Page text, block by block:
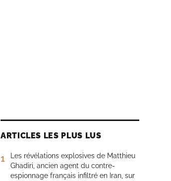
ARTICLES LES PLUS LUS
1
Les révélations explosives de Matthieu
Ghadiri, ancien agent du contre-
espionnage français infiltré en Iran, sur